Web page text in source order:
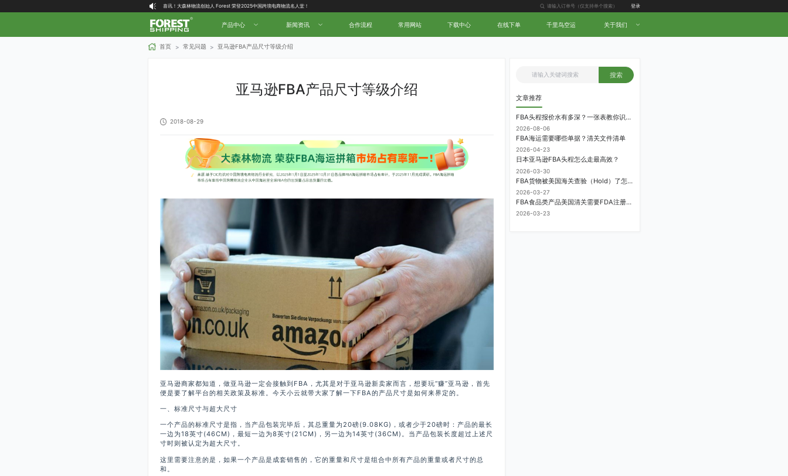
喜讯！大森林物流创始人 Forest 荣登2025中国跨境电商物流名人堂！
大森林全球物流国内（自营仓）收货地址
大森林16周年庆福利就位，超多好礼等你拿！
登录
产品中心 新闻资讯 合作流程 常用网站 下载中心 在线下单 千里鸟空运 关于我们
首页 > 常见问题 > 亚马逊FBA产品尺寸等级介绍
亚马逊FBA产品尺寸等级介绍
2018-08-29
亚马逊商家都知道，做亚马逊一定会接触到FBA，尤其是对于亚马逊新卖家而言，想要玩“赚”亚马逊，首先
便是要了解平台的相关政策及标准。今天小云就带大家了解一下FBA的产品尺寸是如何来界定的。
一、标准尺寸与超大尺寸
一个产品的标准尺寸是指，当产品包装完毕后，其总重量为20磅(9.08KG)，或者少于20磅时：产品的最长
一边为18英寸(46CM)，最短一边为8英寸(21CM)，另一边为14英寸(36CM)。当产品包装长度超过上述尺
寸时则被认定为超大尺寸。
这里需要注意的是，如果一个产品是成套销售的，它的重量和尺寸是组合中所有产品的重量或者尺寸的总
和。
搜索
文章推荐
FBA头程报价水有多深？一张表教你识别隐形收费
2026-08-06
FBA海运需要哪些单据？清关文件清单
2026-04-23
日本亚马逊FBA头程怎么走最高效？
2026-03-30
FBA货物被美国海关查验（Hold）了怎么办？
2026-03-27
FBA食品类产品美国清关需要FDA注册吗？
2026-03-23